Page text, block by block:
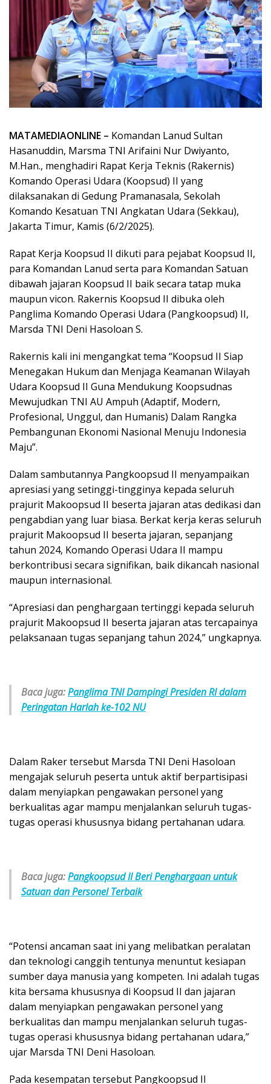
MATAMEDIAONLINE – Komandan Lanud Sultan
Hasanuddin, Marsma TNI Arifaini Nur Dwiyanto,
M.Han., menghadiri Rapat Kerja Teknis (Rakernis)
Komando Operasi Udara (Koopsud) II yang
dilaksanakan di Gedung Pramanasala, Sekolah
Komando Kesatuan TNI Angkatan Udara (Sekkau),
Jakarta Timur, Kamis (6/2/2025).
Rapat Kerja Koopsud II dikuti para pejabat Koopsud II,
para Komandan Lanud serta para Komandan Satuan
dibawah jajaran Koopsud II baik secara tatap muka
maupun vicon. Rakernis Koopsud II dibuka oleh
Panglima Komando Operasi Udara (Pangkoopsud) II,
Marsda TNI Deni Hasoloan S.
Rakernis kali ini mengangkat tema “Koopsud II Siap
Menegakan Hukum dan Menjaga Keamanan Wilayah
Udara Koopsud II Guna Mendukung Koopsudnas
Mewujudkan TNI AU Ampuh (Adaptif, Modern,
Profesional, Unggul, dan Humanis) Dalam Rangka
Pembangunan Ekonomi Nasional Menuju Indonesia
Maju”.
Dalam sambutannya Pangkoopsud II menyampaikan
apresiasi yang setinggi-tingginya kepada seluruh
prajurit Makoopsud II beserta jajaran atas dedikasi dan
pengabdian yang luar biasa. Berkat kerja keras seluruh
prajurit Makoopsud II beserta jajaran, sepanjang
tahun 2024, Komando Operasi Udara II mampu
berkontribusi secara signifikan, baik dikancah nasional
maupun internasional.
“Apresiasi dan penghargaan tertinggi kepada seluruh
prajurit Makoopsud II beserta jajaran atas tercapainya
pelaksanaan tugas sepanjang tahun 2024,” ungkapnya.
Baca juga:Panglima TNI Dampingi Presiden RI dalam
Peringatan Harlah ke-102 NU
Dalam Raker tersebut Marsda TNI Deni Hasoloan
mengajak seluruh peserta untuk aktif berpartisipasi
dalam menyiapkan pengawakan personel yang
berkualitas agar mampu menjalankan seluruh tugas-
tugas operasi khususnya bidang pertahanan udara.
Baca juga:Pangkoopsud II Beri Penghargaan untuk
Satuan dan Personel Terbaik
“Potensi ancaman saat ini yang melibatkan peralatan
dan teknologi canggih tentunya menuntut kesiapan
sumber daya manusia yang kompeten. Ini adalah tugas
kita bersama khususnya di Koopsud II dan jajaran
dalam menyiapkan pengawakan personel yang
berkualitas dan mampu menjalankan seluruh tugas-
tugas operasi khususnya bidang pertahanan udara,”
ujar Marsda TNI Deni Hasoloan.
Pada kesempatan tersebut Pangkoopsud II